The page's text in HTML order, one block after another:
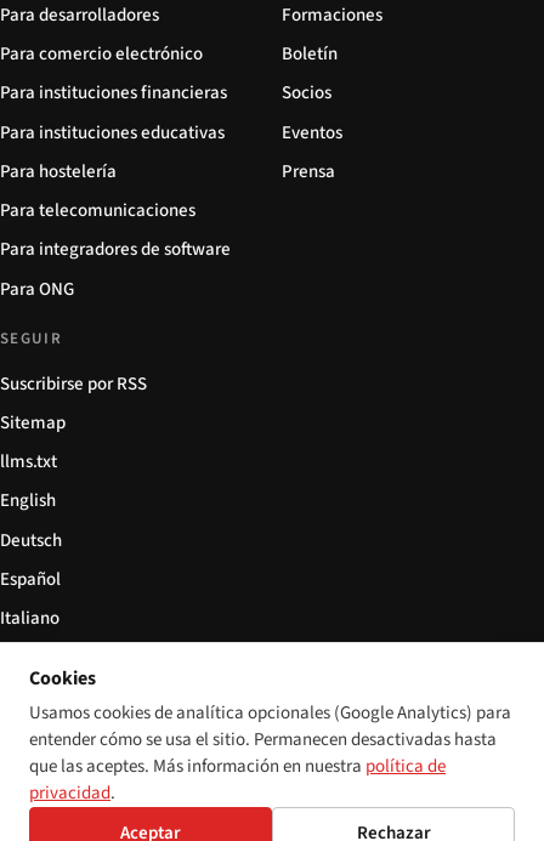
Para desarrolladores
Para comercio electrónico
Para instituciones financieras
Para instituciones educativas
Para hostelería
Para telecomunicaciones
Para integradores de software
Para ONG
Formaciones
Boletín
Socios
Eventos
Prensa
SEGUIR
Suscribirse por RSS
Sitemap
llms.txt
English
Deutsch
Español
Italiano
© 2026 Disability World. Todos los derechos reservados. Configuración de cookies
DeutschEspañol 简体中文PolskiFrançais
Cookies
Usamos cookies de analítica opcionales (Google Analytics) para
entender cómo se usa el sitio. Permanecen desactivadas hasta
que las aceptes. Más información en nuestra política de
privacidad.
Aceptar
Rechazar